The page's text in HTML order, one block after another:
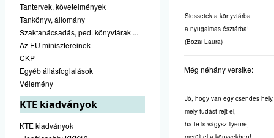
Tantervek, követelmények
Tankönyv, állomány
Szaktanácsadás, ped. könyvtárak ...
Az EU minisztereinek
CKP
Egyéb állásfoglalások
Vélemény
KTE kiadványok
KTE kiadványok
Siessetek a könyvtárba
a nyugalmas észtárba!
(Bozai Laura)
Még néhány versike:
Jó, hogy van egy csendes hely,
mely tudást rejt el,
ha te is vágysz ilyenre,